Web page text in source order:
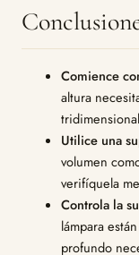
Comience
altura
Utilice una
volumen
verifíquela
Controla la
lámpara
profundo